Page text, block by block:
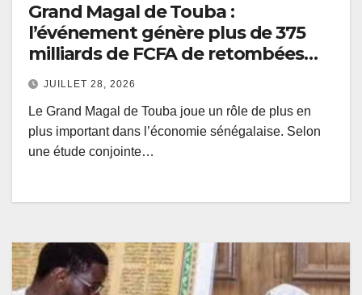
Grand Magal de Touba :
l’événement génère plus de 375
milliards de FCFA de retombées
économiques.
JUILLET 28, 2026
Le Grand Magal de Touba joue un rôle de plus en
plus important dans l’économie sénégalaise. Selon
une étude conjointe…